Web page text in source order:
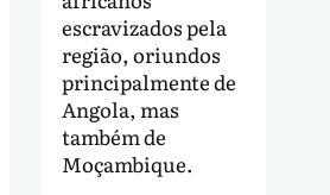
escravizados pela
região, oriundos
principalmente de
Angola, mas
também de
Moçambique.